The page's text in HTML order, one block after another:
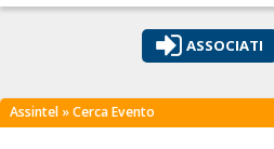
ASSOCIATI
Assintel » Cerca Evento